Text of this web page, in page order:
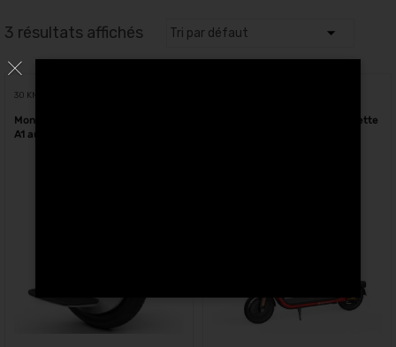
3 résultats affichés
30 KM
Monoroue Eléctrique Ninebot One
A1 au Maroc
Segway Ninebot D18E trottinette